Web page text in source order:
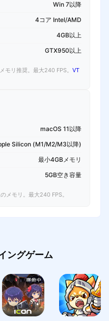
Win 7以降
4コア Intel/AMD
4GB以上
GTX950以上
リ推奨。最大240 FPS。 VT
macOS 11以降
Silicon (M1/M2/M3以降)
最小4GBメモリ
5GB空き容量
メモリ。最大240 FPS。
ングゲーム